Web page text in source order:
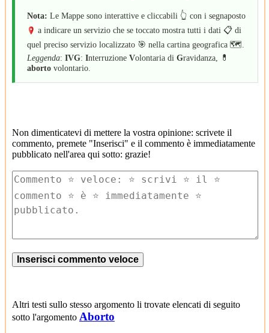
Nota: Le Mappe sono interattive e cliccabili 👆 con i segnaposto
a indicare un servizio che se toccato mostra tutti i dati 📋 di
quel preciso servizio localizzato 🎯 nella cartina geografica 🗺️.
Leggenda: IVG: Interruzione Volontaria di Gravidanza, 💊
aborto volontario.
Non dimenticatevi di mettere la vostra opinione: scrivete il
commento, premete "Inserisci" e il commento è immediatamente
pubblicato nell'area qui sotto: grazie!
Altri testi sullo stesso argomento li trovate elencati di seguito
sotto l'argomento Aborto